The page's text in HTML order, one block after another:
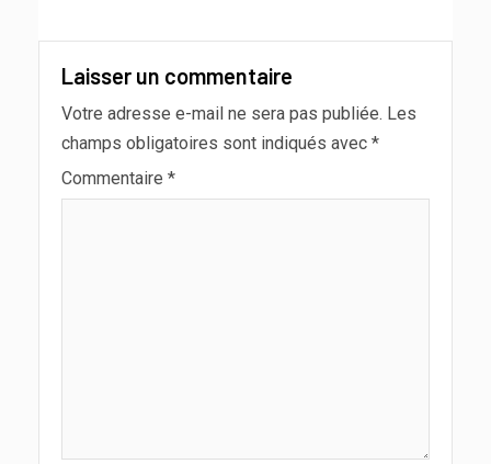
Laisser un commentaire
Votre adresse e-mail ne sera pas publiée. Les
champs obligatoires sont indiqués avec *
Commentaire *